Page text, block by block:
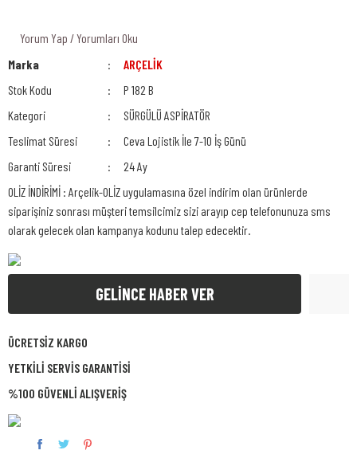
Yorum Yap / Yorumları Oku
Marka
ARÇELİK
Stok Kodu
P 182 B
Kategori
SÜRGÜLÜ ASPİRATÖR
Teslimat Süresi
Ceva Lojistik İle 7-10 İş Günü
Garanti Süresi
24 Ay
OLİZ İNDİRİMİ : Arçelik-OLİZ uygulamasına özel indirim olan ürünlerde
siparişiniz sonrası müşteri temsilcimiz sizi arayıp cep telefonunuza sms
olarak gelecek olan kampanya kodunu talep edecektir.
GELİNCE HABER VER
ÜCRETSİZ KARGO
YETKİLİ SERVİS GARANTİSİ
%100 GÜVENLİ ALIŞVERİŞ